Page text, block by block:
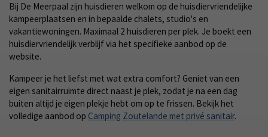
Bij De Meerpaal zijn huisdieren welkom op de huisdiervriendelijke
kampeerplaatsen en in bepaalde chalets, studio's en
vakantiewoningen. Maximaal 2 huisdieren per plek. Je boekt een
huisdiervriendelijk verblijf via het specifieke aanbod op de
website.
Kampeer je het liefst met wat extra comfort? Geniet van een
eigen sanitairruimte direct naast je plek, zodat je na een dag
buiten altijd je eigen plekje hebt om op te frissen. Bekijk het
volledige aanbod op Camping Zoutelande met privé sanitair.